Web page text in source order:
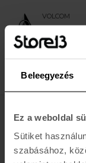
Beleegyezés
Ez a weboldal
Sütiket
szabásához,
VOLCOM
STONE
SCRAPER
Értesülj
E-MAIL